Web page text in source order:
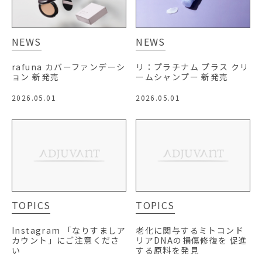
NEWS
rafuna カバーファンデーシ
ョン 新発売
2026.05.01
NEWS
リ：プラチナム プラス クリ
ームシャンプー 新発売
2026.05.01
TOPICS
Instagram 「なりすましア
カウント」にご注意くださ
い
TOPICS
老化に関与するミトコンド
リアDNAの損傷修復を 促進
する原料を発見